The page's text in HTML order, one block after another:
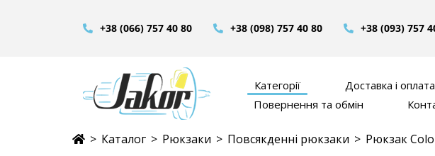
+38 (066) 757 40 80 +38 (098) 757 40 80 +38 (093) 757
Категорії Доставка і оплата
Повернення та обмін
> Каталог > Рюкзаки > Повсякденні рюкзаки > Рюкзак